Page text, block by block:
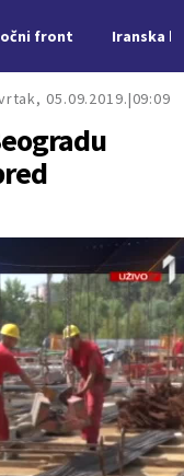
front Iranska
05.09.2019. 09:09